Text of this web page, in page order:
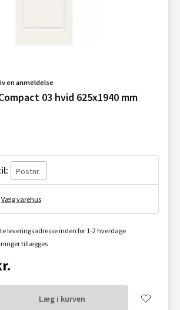
en anmeldelse
03 hvid 625x1940 mm
Vælg varehus
leveringsadresse inden for 1-2 hverdage
tillægges
Læg i kurven